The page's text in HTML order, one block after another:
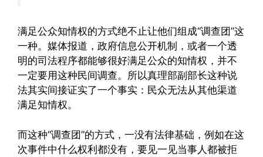
满足公众知情权的方式绝不止让他们组成“调查团”这
一种。媒体报道，政府信息公开机制，或者一个透
明的司法程序都能够很好满足公众的知情权，并不
一定要用这种民间调查。 所以真理部副部长这种说
法其实间接证实了一个事实：民众无法从其他渠道
满足知情权。
而这种“调查团”的方式，一没有法律基础，例如在这
次事件中什么权利都没有，要见一见当事人都被拒